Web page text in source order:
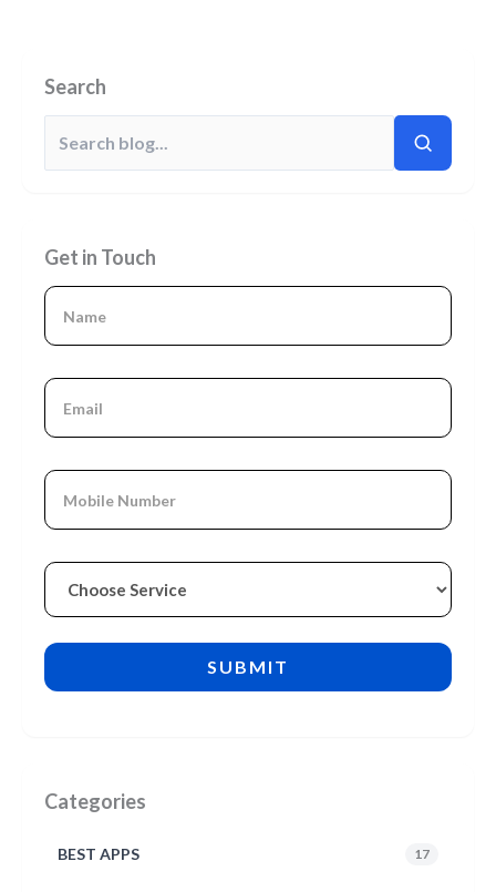
Search
Get in Touch
Categories
BEST APPS 17